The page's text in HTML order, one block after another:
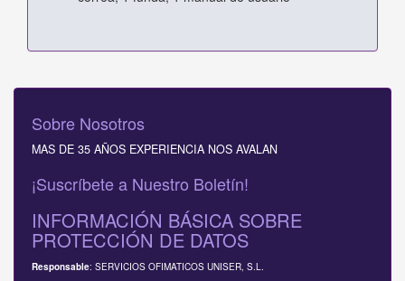
Sobre Nosotros
MAS DE 35 AÑOS EXPERIENCIA NOS AVALAN
¡Suscríbete a Nuestro Boletín!
INFORMACIÓN BÁSICA SOBRE
PROTECCIÓN DE DATOS
Responsable: SERVICIOS OFIMATICOS UNISER, S.L.